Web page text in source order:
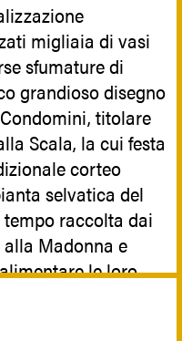
migliaia di vasi
sfumature di
grandioso disegno
titolare
Scala, la cui festa
corteo
selvatica del
raccolta dai
Madonna e
le loro